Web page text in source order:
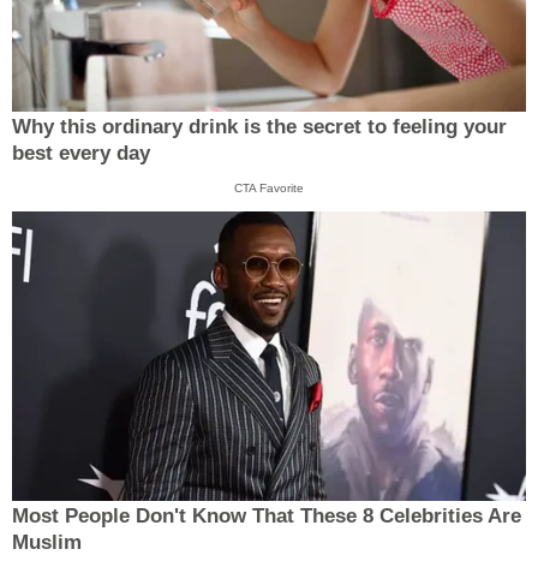
Why this ordinary drink is the secret to feeling your
best every day
CTA Favorite
Most People Don't Know That These 8 Celebrities Are
Muslim